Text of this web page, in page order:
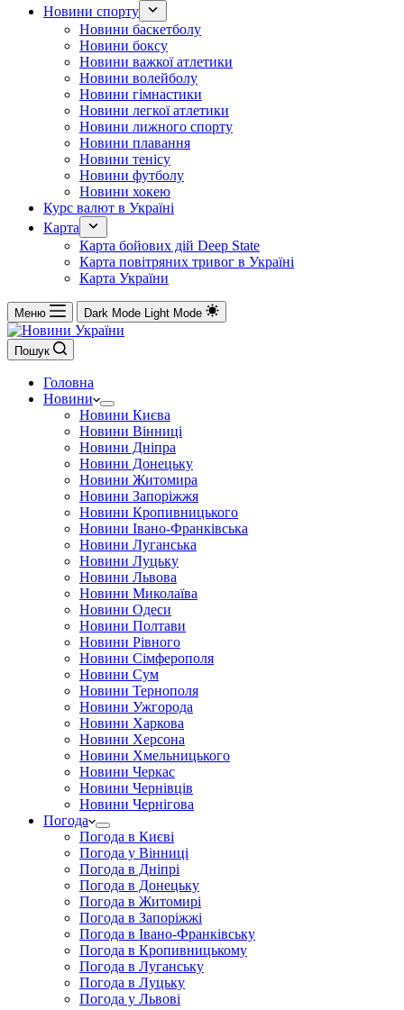
Новини спорту
Новини баскетболу
Новини боксу
Новини важкої атлетики
Новини волейболу
Новини гімнастики
Новини легкої атлетики
Новини лижного спорту
Новини плавання
Новини тенісу
Новини футболу
Новини хокею
Курс валют в Україні
Карта
Карта бойових дій Deep State
Карта повітряних тривог в Україні
Карта України
Меню Dark Mode Light Mode
Пошук
Головна
Новини
Новини Києва
Новини Вінниці
Новини Дніпра
Новини Донецьку
Новини Житомира
Новини Запоріжжя
Новини Кропивницького
Новини Івано-Франківська
Новини Луганська
Новини Луцьку
Новини Львова
Новини Миколаїва
Новини Одеси
Новини Полтави
Новини Рівного
Новини Сімферополя
Новини Сум
Новини Тернополя
Новини Ужгорода
Новини Харкова
Новини Херсона
Новини Хмельницького
Новини Черкас
Новини Чернівців
Новини Чернігова
Погода
Погода в Києві
Погода у Вінниці
Погода в Дніпрі
Погода в Донецьку
Погода в Житомирі
Погода в Запоріжжі
Погода в Івано-Франківську
Погода в Кропивницькому
Погода в Луганську
Погода в Луцьку
Погода у Львові